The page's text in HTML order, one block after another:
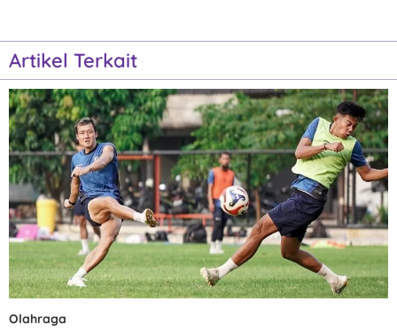
Artikel Terkait
Olahraga